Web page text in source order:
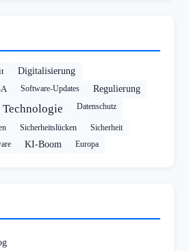
Digitalisierung
Software-Updates Regulierung
Technologie Datenschutz
Sicherheitslücken
Sicherheit
KI-Boom Europa